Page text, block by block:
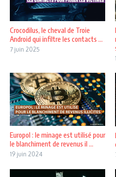
Crocodilus, le cheval de Troie
Android qui infiltre les contacts ...
7 juin 2025
Europol : le minage est utilisé pour
le blanchiment de revenus il ...
19 juin 2024